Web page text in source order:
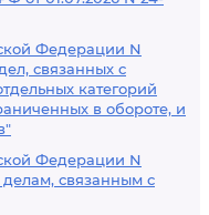
Федерации N
связанных с
категорий
в обороте, и
Федерации N
связанным с